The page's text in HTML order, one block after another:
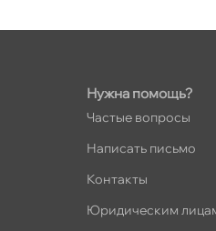
10к1 (2 этаж)
бесплатно
пр. 92 к.1
Нужна помощь?
Частые вопросы
Написать письмо
Контакты
Юридическим